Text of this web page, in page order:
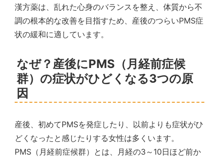
漢方薬は、乱れた心身のバランスを整え、体質から不
調の根本的な改善を目指すため、産後のつらいPMS症
状の緩和に適しています。
なぜ？産後にPMS（月経前症候
群）の症状がひどくなる3つの原
因
産後、初めてPMSを発症したり、以前よりも症状がひ
どくなったと感じたりする女性は多くいます。
PMS（月経前症候群）とは、月経の3～10日ほど前か